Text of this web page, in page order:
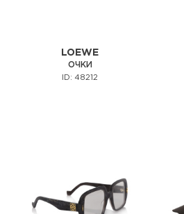
LOEWE
ОЧКИ
ID: 48212